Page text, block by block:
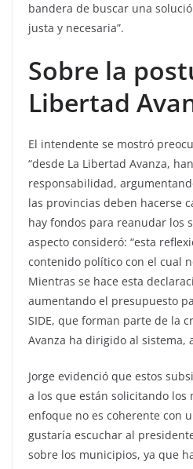
bandera de buscar una
justa y necesaria”.
Sobre la
Libertad
El intendente se mostró
“desde La Libertad Avanza,
responsabilidad,
las provincias deben hacerse
hay fondos para reanudar los
aspecto consideró: “esta
contenido político con el cual
Mientras se hace esta
aumentando el presupuesto
SIDE, que forman parte de la
Avanza ha dirigido al sistema,
Jorge evidenció que estos
a los que están solicitando los
enfoque no es coherente con
gustaría escuchar al
sobre los municipios, ya que